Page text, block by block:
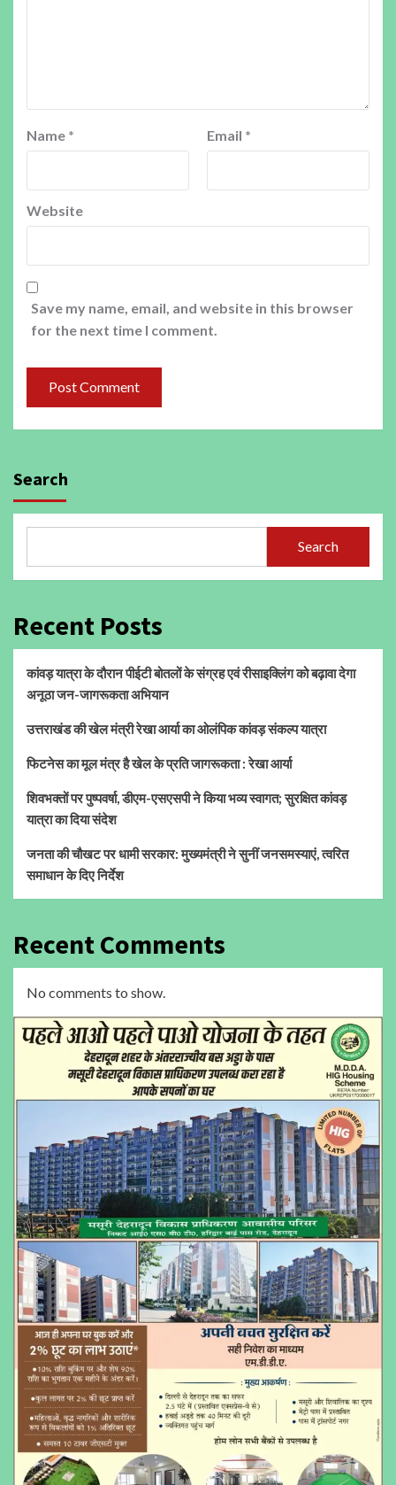
Name * Email *
Website
Save my name, email, and website in this browser
for the next time I comment.
Search
Search
Recent Posts
कांवड़ यात्रा के दौरान पीईटी बोतलों के संग्रह एवं रीसाइक्लिंग को बढ़ावा देगा
अनूठा जन-जागरूकता अभियान
उत्तराखंड की खेल मंत्री रेखा आर्या का ओलंपिक कांवड़ संकल्प यात्रा
फिटनेस का मूल मंत्र है खेल के प्रति जागरूकता : रेखा आर्या
शिवभक्तों पर पुष्पवर्षा, डीएम-एसएसपी ने किया भव्य स्वागत; सुरक्षित कांवड़
यात्रा का दिया संदेश
जनता की चौखट पर धामी सरकार: मुख्यमंत्री ने सुनीं जनसमस्याएं, त्वरित
समाधान के दिए निर्देश
Recent Comments
No comments to show.